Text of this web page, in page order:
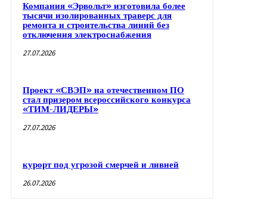
Компания «Эрвольт» изготовила более
тысячи изолированных траверс для
ремонта и строительства линий без
отключения электроснабжения
27.07.2026
Проект «СВЭП» на отечественном ПО
стал призером всероссийского конкурса
«ТИМ-ЛИДЕРЫ»
27.07.2026
курорт под угрозой смерчей и ливней
26.07.2026